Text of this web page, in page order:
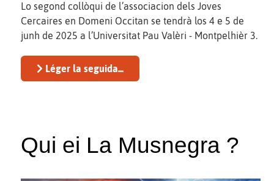
Lo segond collòqui de l’associacion dels Joves
Cercaires en Domeni Occitan se tendrà los 4 e 5 de
junh de 2025 a l’Universitat Pau Valèri - Montpelhièr 3.
Léger la seguida...
Qui ei La Musnegra ?